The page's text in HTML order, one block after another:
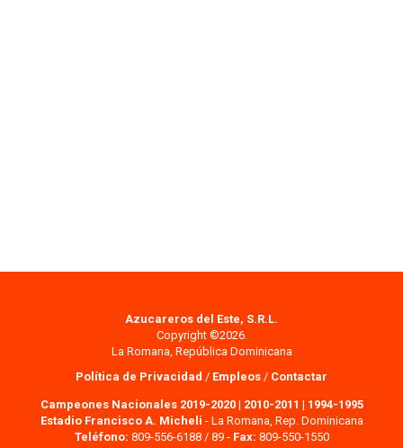
Azucareros del Este, S.R.L.
Copyright ©2026.
La Romana, República Dominicana
Política de Privacidad / Empleos / Contactar
Campeones Nacionales 2019-2020| 2010-2011 | 1994-1995
Estadio Francisco A. Micheli - La Romana, Rep. Dominicana
Teléfono: 809-556-6188 / 89 - Fax: 809-550-1550